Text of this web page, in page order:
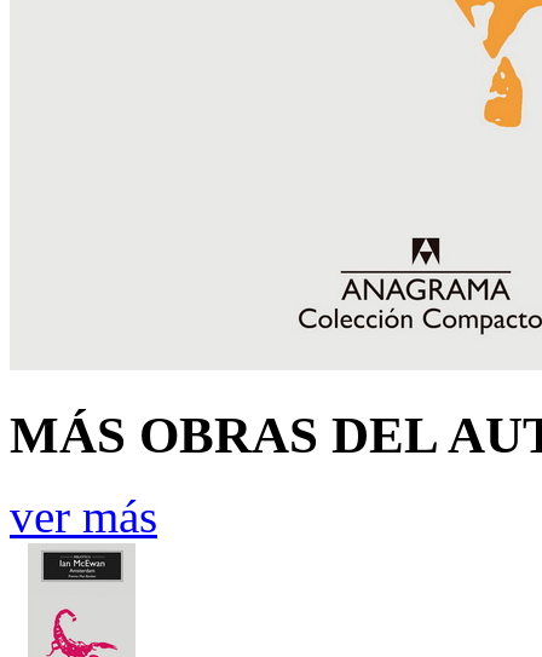
MÁS OBRAS DEL
ver más